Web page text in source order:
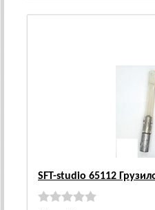
SFT-studio 65112